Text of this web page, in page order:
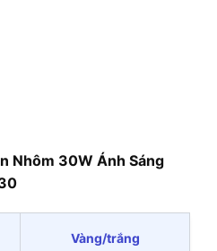
Nhôm 30W Ánh Sáng
Vàng/trắng